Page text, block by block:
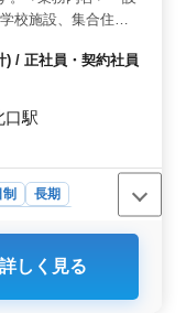
校施設、集合住
現地調査業務 ・基
積もり及び積算業
休日124日！土日
可能！ ＊ベテラン
活躍しています！
) / 正社員・契約社員
口駅
長期
間休日124日で土
マイカー通勤も
詳しく見る